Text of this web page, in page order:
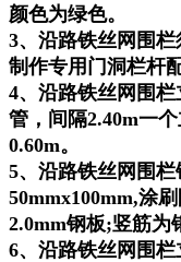
颜色为绿色。
3、沿路铁丝网围
制作专用门洞栏杆配
4、沿路铁丝网围
管，间隔2.40m一
0.60m。
5、沿路铁丝网围
50mmx100mm,涂
2.0mm钢板;竖筋为
6、沿路铁丝网围